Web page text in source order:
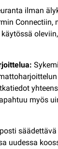
ilman
Connectiin,
myös
uudessa